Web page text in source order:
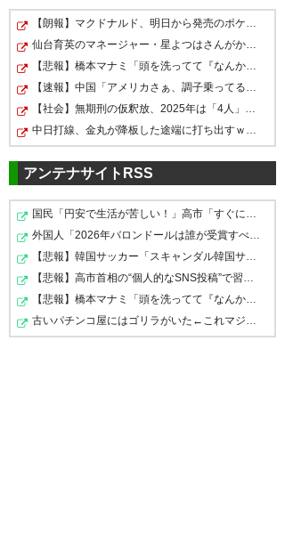
— だーおぢ
(MkDInPeNjPUG3sC)2026, 5月
16
ナイス勝率！
やっと連敗抜けられたね！
次のマリノス戦しっかり勝って
順位決定戦頑張ろう！
niceヴェルディ！
— ヴェルディファン
(YXbdDJnbG198829)2026, 5月
東京ヴェルディ WIN
— ちばしゅがー (chibasyuga)
2026, 5月 16
連戦の最後勝ててよかった。
しかし、城福浩はコェ〜〜〜
立てんだろ！！！！
新井の一喝
アンタのチームはすげぇよ
#verdy
勝ったでぇ！！
水戸ちゃん！貴方もまた強者だ
った…。
#verdy
— モヤイ＠VTR250乗り（最近
乗れてない） (moyai1969)
2026, 5月 16
この灼熱に12キロはしる福田
バケモンすぎ#verdy
アンテナサイトRSS